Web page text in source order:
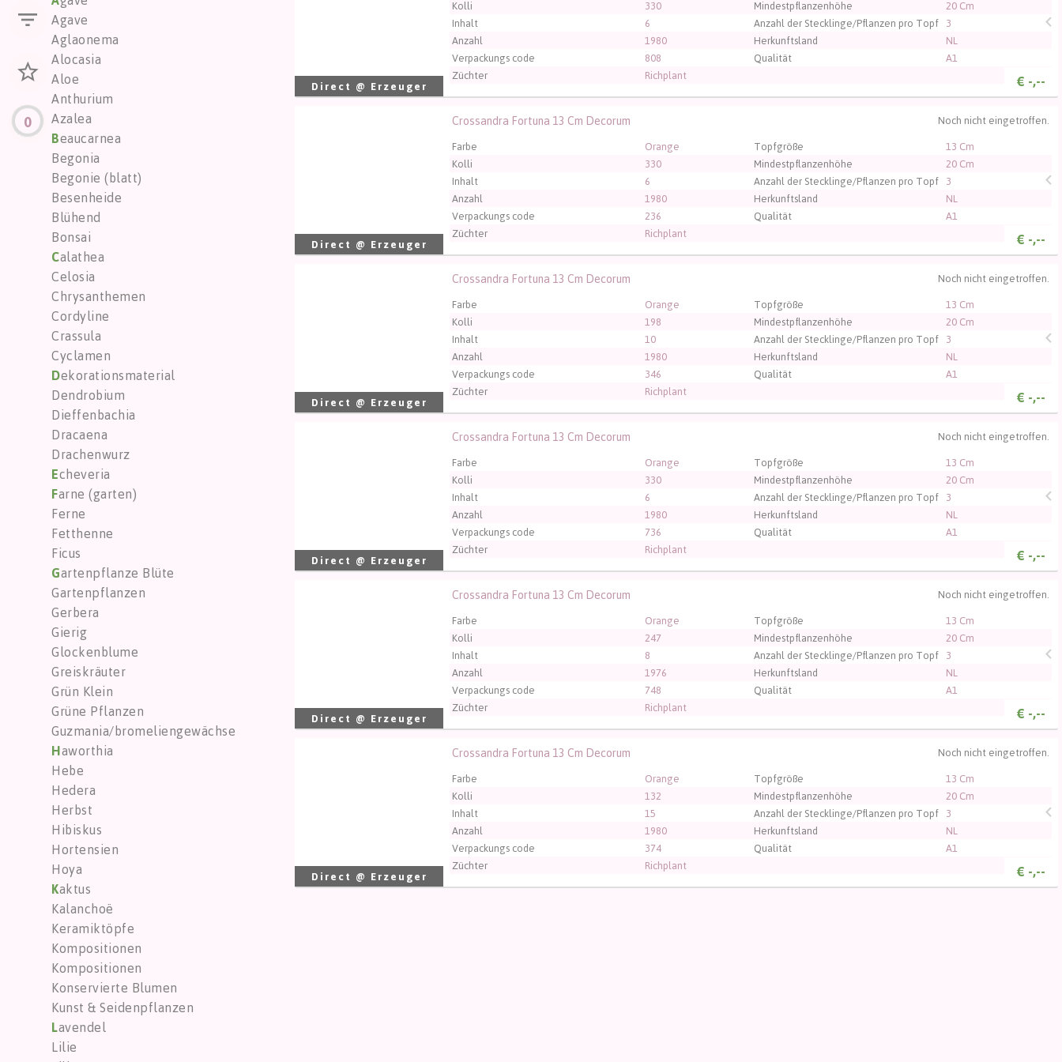
0
Agave
Aglaonema
Alocasia
Aloe
Anthurium
Azalea
Beaucarnea
Begonia
Begonie (blatt)
Besenheide
Blühend
Bonsai
Calathea
Celosia
Chrysanthemen
Cordyline
Crassula
Cyclamen
Dekorationsmaterial
Dendrobium
Dieffenbachia
Dracaena
Drachenwurz
Echeveria
Farne (garten)
Ferne
Fetthenne
Ficus
Gartenpflanze Blüte
Gartenpflanzen
Gerbera
Gierig
Glockenblume
Greiskräuter
Grün Klein
Grüne Pflanzen
Guzmania/bromeliengewächse
Haworthia
Hebe
Hedera
Herbst
Hibiskus
Hortensien
Hoya
Kaktus
Kalanchoë
Keramiktöpfe
Kompositionen
Kompositionen
Konservierte Blumen
Kunst & Seidenpflanzen
Lavendel
Lilie
Direct @ Erzeuger
Kolli
330 Mindestpflanzenhöhe
20 Cm
Inhalt
6 Anzahl der Stecklinge/Pflanzen pro Topf
3
Anzahl
1980 Herkunftsland
NL
Verpackungs code
808 Qualität
A1
Züchter
Richplant € -,--
Direct @ Erzeuger
Noch nicht eingetroffen.
Crossandra Fortuna 13 Cm Decorum
Farbe Orange Topfgröße
13 Cm
Kolli
330 Mindestpflanzenhöhe
20 Cm
Inhalt
6 Anzahl der Stecklinge/Pflanzen pro Topf
3
Anzahl
1980 Herkunftsland
NL
Verpackungs code
236 Qualität
A1
Züchter
Richplant € -,--
Crossandra Fortuna 13 Cm Decorum
Sie müssen angemeldet sein, um kaufen zu können. Klicken Sie hier, um sich einzuloggen.
Direct @ Erzeuger
Noch nicht eingetroffen.
Crossandra Fortuna 13 Cm Decorum
Farbe Orange Topfgröße
13 Cm
Kolli
198 Mindestpflanzenhöhe
20 Cm
Inhalt
10 Anzahl der Stecklinge/Pflanzen pro Topf
3
Anzahl
1980 Herkunftsland
NL
Verpackungs code
346 Qualität
A1
Züchter
Richplant € -,--
Crossandra Fortuna 13 Cm Decorum
Sie müssen angemeldet sein, um kaufen zu können. Klicken Sie hier, um sich einzuloggen.
Direct @ Erzeuger
Noch nicht eingetroffen.
Crossandra Fortuna 13 Cm Decorum
Farbe Orange Topfgröße
13 Cm
Kolli
330 Mindestpflanzenhöhe
20 Cm
Inhalt
6 Anzahl der Stecklinge/Pflanzen pro Topf
3
Anzahl
1980 Herkunftsland
NL
Verpackungs code
736 Qualität
A1
Züchter
Richplant € -,--
Crossandra Fortuna 13 Cm Decorum
Sie müssen angemeldet sein, um kaufen zu können. Klicken Sie hier, um sich einzuloggen.
Direct @ Erzeuger
Noch nicht eingetroffen.
Crossandra Fortuna 13 Cm Decorum
Farbe Orange Topfgröße
13 Cm
Kolli
247 Mindestpflanzenhöhe
20 Cm
Inhalt
8 Anzahl der Stecklinge/Pflanzen pro Topf
3
Anzahl
1976 Herkunftsland
NL
Verpackungs code
748 Qualität
A1
Züchter
Richplant € -,--
Crossandra Fortuna 13 Cm Decorum
Sie müssen angemeldet sein, um kaufen zu können. Klicken Sie hier, um sich einzuloggen.
Direct @ Erzeuger
Noch nicht eingetroffen.
Crossandra Fortuna 13 Cm Decorum
Farbe Orange Topfgröße
13 Cm
Kolli
132 Mindestpflanzenhöhe
20 Cm
Inhalt
15 Anzahl der Stecklinge/Pflanzen pro Topf
3
Anzahl
1980 Herkunftsland
NL
Verpackungs code
374 Qualität
A1
Züchter
Richplant € -,--
Crossandra Fortuna 13 Cm Decorum
Sie müssen angemeldet sein, um kaufen zu können. Klicken Sie hier, um sich einzuloggen.